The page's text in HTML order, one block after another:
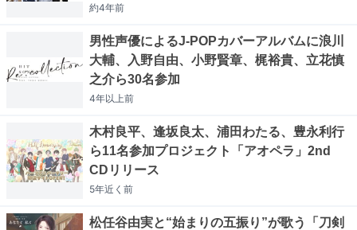
約4年前
男性声優によるJ-POPカバーアルバムに浪川
大輔、入野自由、小野賢章、梶裕貴、立花慎
之介ら30名参加
4年以上前
木村良平、逢坂良太、浦田わたる、豊永利行
ら11名参加プロジェクト「アオペラ」2nd
CDリリース
5年近く 前
松任谷由実と“始まりの五振り”が歌う「刀剣